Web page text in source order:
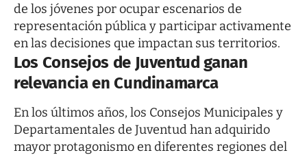
de los jóvenes por ocupar escenarios de
representación pública y participar activamente
en las decisiones que impactan sus territorios.
Los Consejos de Juventud ganan
relevancia en Cundinamarca
En los últimos años, los Consejos Municipales y
Departamentales de Juventud han adquirido
mayor protagonismo en diferentes regiones del